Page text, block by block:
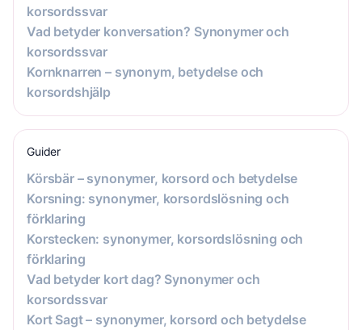
korsordssvar
Vad betyder konversation? Synonymer och
korsordssvar
Kornknarren – synonym, betydelse och
korsordshjälp
Guider
Körsbär – synonymer, korsord och betydelse
Korsning: synonymer, korsordslösning och
förklaring
Korstecken: synonymer, korsordslösning och
förklaring
Vad betyder kort dag? Synonymer och
korsordssvar
Kort Sagt – synonymer, korsord och betydelse